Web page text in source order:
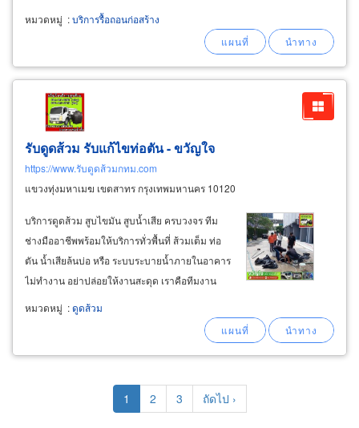
แรงงานรื้อถอน โฟร์แมนและวิศวกรควบคุมงาน
พร้อมรถขนย้าย รับรื้อถอนโชว์รูมรถยนต์ รื้อถอน
หมวดหมู่ :บริการรื้อถอนก่อสร้าง
รับดูดส้วม รับแก้ไขท่อตัน - ขวัญใจ
https://www.รับดูดส้วมกทม.com
แขวงทุ่งมหาเมฆ เขตสาทร กรุงเทพมหานคร 10120
บริการดูดส้วม สูบไขมัน สูบน้ำเสีย ครบวงจร ทีม
ช่างมืออาชีพพร้อมให้บริการทั่วพื้นที่ ส้วมเต็ม ท่อ
ตัน น้ำเสียล้นบ่อ หรือ ระบบระบายน้ำภายในอาคาร
ไม่ทำงาน อย่าปล่อยให้งานสะดุด เราคือทีมงาน
ให้บริการรวดเร็ว ตรงเวลา ครอบคลุมทุกพื้นที่ใน
หมวดหมู่ :ดูดส้วม
Current
page
1 Page
2 Page
3
Next
page
ถัดไป ›